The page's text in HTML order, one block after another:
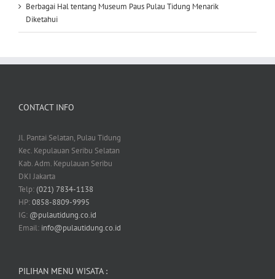
Berbagai Hal tentang Museum Paus Pulau Tidung Menarik
Diketahui
CONTACT INFO
Jl. Pantai Selatan, Pulau Tidung
Kec. Kepulauan Seribu Selatan
Kab. Adm. Kepulauan Seribu
DKI Jakarta
Telp:(021) 7834-1138
HP:0858-8809-9995
IG: @pulautidung.co.id
Email: info@pulautidung.co.id
PILIHAN MENU WISATA :